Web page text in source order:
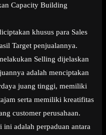
Capacity Building
khusus para Sales
Target penjualannya.
Selling dijelaskan
adalah menciptakan
juang tinggi, memiliki
serta memiliki kreatifitas
customer perusahaan.
ini adalah perpaduan antara